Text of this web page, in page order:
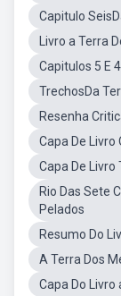
Capitulo
Livro a Terra
Capitulos 5 E
TrechosDa
Resenha
Capa De
Capa De
Rio Das Sete
Pelados
Resumo Do
A Terra Dos
Capa Do Livro